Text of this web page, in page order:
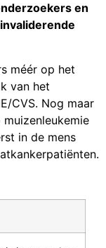
en
méér op het
van het
CVS. Nog maar
in de mens